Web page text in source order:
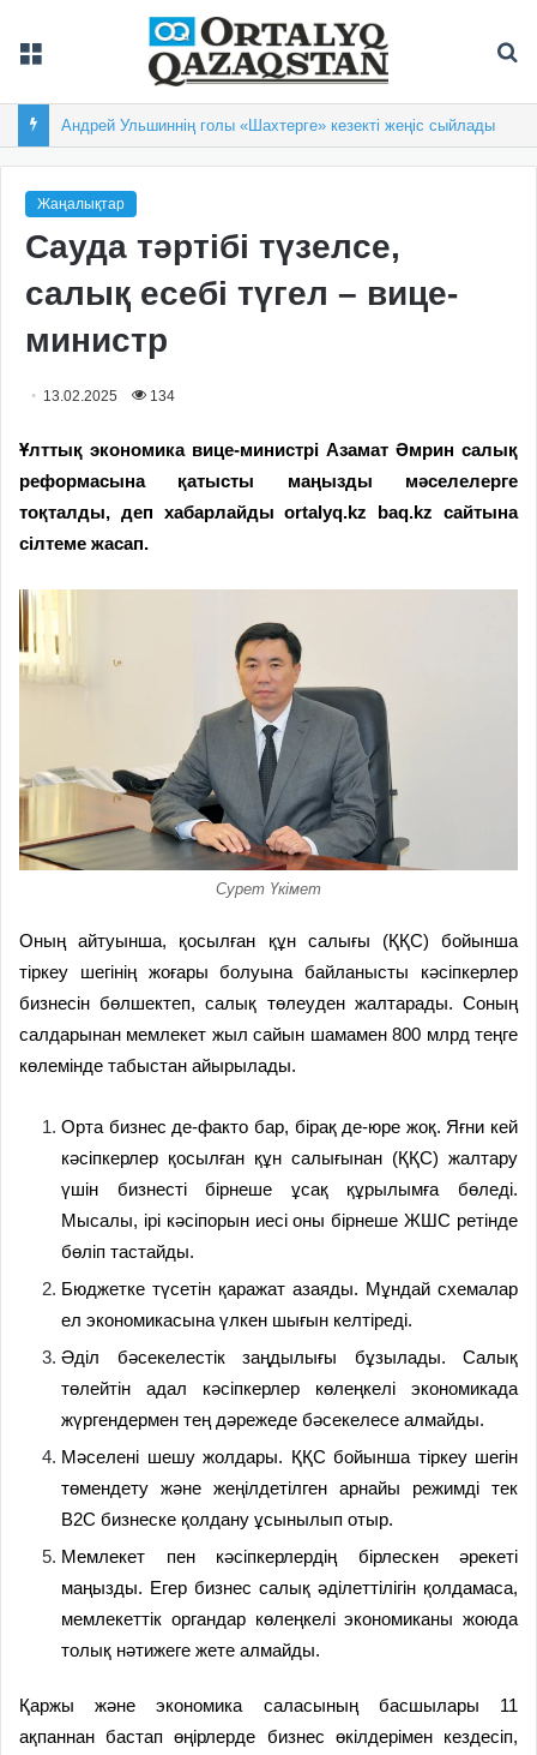
Андрей Ульшиннің голы «Шахтерге» кезекті жеңіс сыйлады
Жаңалықтар
Сауда тәртібі түзелсе,
салық есебі түгел – вице-
министр
13.02.2025 134
Ұлттық экономика вице-министрі Азамат Әмрин салық
реформасына қатысты маңызды мәселелерге
тоқталды, деп хабарлайды ortalyq.kz baq.kz сайтына
сілтеме жасап.
Сурет Үкімет
Оның айтуынша, қосылған құн салығы (ҚҚС) бойынша
тіркеу шегінің жоғары болуына байланысты кәсіпкерлер
бизнесін бөлшектеп, салық төлеуден жалтарады. Соның
салдарынан мемлекет жыл сайын шамамен 800 млрд теңге
көлемінде табыстан айырылады.
Орта бизнес де-факто бар, бірақ де-юре жоқ. Яғни кей
кәсіпкерлер қосылған құн салығынан (ҚҚС) жалтару
үшін бизнесті бірнеше ұсақ құрылымға бөледі.
Мысалы, ірі кәсіпорын иесі оны бірнеше ЖШС ретінде
бөліп тастайды.
Бюджетке түсетін қаражат азаяды. Мұндай схемалар
ел экономикасына үлкен шығын келтіреді.
Әділ бәсекелестік заңдылығы бұзылады. Салық
төлейтін адал кәсіпкерлер көлеңкелі экономикада
жүргендермен тең дәрежеде бәсекелесе алмайды.
Мәселені шешу жолдары. ҚҚС бойынша тіркеу шегін
төмендету және жеңілдетілген арнайы режимді тек
B2C бизнеске қолдану ұсынылып отыр.
Мемлекет пен кәсіпкерлердің бірлескен әрекеті
маңызды. Егер бизнес салық әділеттілігін қолдамаса,
мемлекеттік органдар көлеңкелі экономиканы жоюда
толық нәтижеге жете алмайды.
Қаржы және экономика саласының басшылары 11
ақпаннан бастап өңірлерде бизнес өкілдерімен кездесіп,